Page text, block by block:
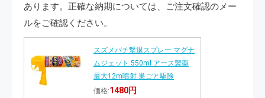
あります。正確な納期については、ご注文確認のメー
ルをご確認ください。
スズメバチ撃退スプレー マグナ
ムジェット 550ml アース製薬
最大12m噴射 巣ごと駆除
価格:1480円